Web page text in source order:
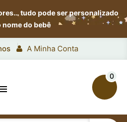
tudo pode ser personalizado
nome do bebê
A Minha Conta
0